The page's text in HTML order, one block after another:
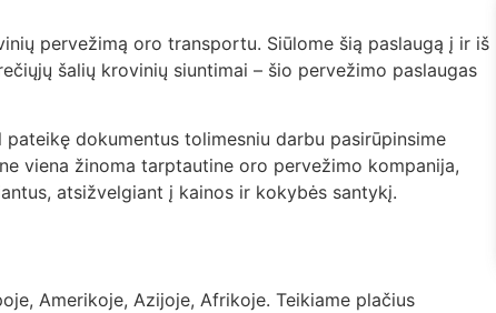
pervežimą oro transportu. Siūlome šią paslaugą į ir iš
šalių krovinių siuntimai – šio pervežimo paslaugas
dokumentus tolimesniu darbu pasirūpinsime
viena žinoma tarptautine oro pervežimo kompanija,
atsižvelgiant į kainos ir kokybės santykį.
Amerikoje, Azijoje, Afrikoje. Teikiame plačius